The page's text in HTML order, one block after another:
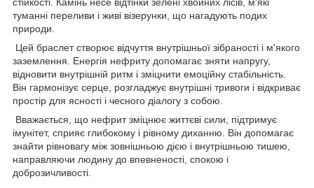
стійкості. Камінь несе відтінки зелені хвойних лісів, м'які
туманні переливи і живі візерунки, що нагадують подих
природи.
Цей браслет створює відчуття внутрішньої зібраності і м'якого
заземлення. Енергія нефриту допомагає зняти напругу,
відновити внутрішній ритм і зміцнити емоційну стабільність.
Він гармонізує серце, розгладжує внутрішні тривоги і відкриває
простір для ясності і чесного діалогу з собою.
Вважається, що нефрит зміцнює життєві сили, підтримує
імунітет, сприяє глибокому і рівному диханню. Він допомагає
знайти рівновагу між зовнішньою дією і внутрішньою тишею,
направляючи людину до впевненості, спокою і
доброзичливості.